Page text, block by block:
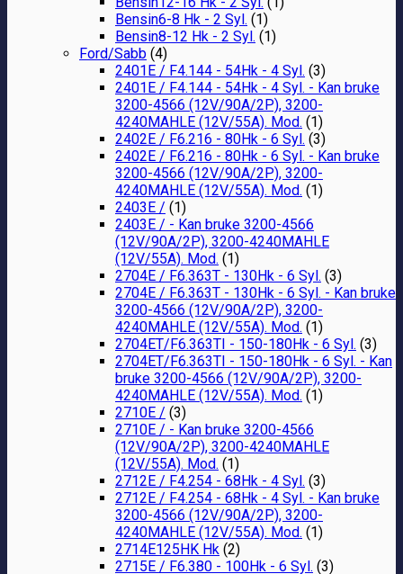
Bensin6-8 Hk - 2 Syl. (1)
Bensin8-12 Hk - 2 Syl. (1)
Ford/Sabb (4)
2401E / F4.144 - 54Hk - 4 Syl. (3)
2401E / F4.144 - 54Hk - 4 Syl. - Kan bruke
3200-4566 (12V/90A/2P), 3200-
4240MAHLE (12V/55A). Mod. (1)
2402E / F6.216 - 80Hk - 6 Syl. (3)
2402E / F6.216 - 80Hk - 6 Syl. - Kan bruke
3200-4566 (12V/90A/2P), 3200-
4240MAHLE (12V/55A). Mod. (1)
2403E / (1)
2403E / - Kan bruke 3200-4566
(12V/90A/2P), 3200-4240MAHLE
(12V/55A). Mod. (1)
2704E / F6.363T - 130Hk - 6 Syl. (3)
2704E / F6.363T - 130Hk - 6 Syl. - Kan bruke
3200-4566 (12V/90A/2P), 3200-
4240MAHLE (12V/55A). Mod. (1)
2704ET/F6.363TI - 150-180Hk - 6 Syl. (3)
2704ET/F6.363TI - 150-180Hk - 6 Syl. - Kan
bruke 3200-4566 (12V/90A/2P), 3200-
4240MAHLE (12V/55A). Mod. (1)
2710E / (3)
2710E / - Kan bruke 3200-4566
(12V/90A/2P), 3200-4240MAHLE
(12V/55A). Mod. (1)
2712E / F4.254 - 68Hk - 4 Syl. (3)
2712E / F4.254 - 68Hk - 4 Syl. - Kan bruke
3200-4566 (12V/90A/2P), 3200-
4240MAHLE (12V/55A). Mod. (1)
2714E125HK Hk (2)
2715E / F6.380 - 100Hk - 6 Syl. (3)